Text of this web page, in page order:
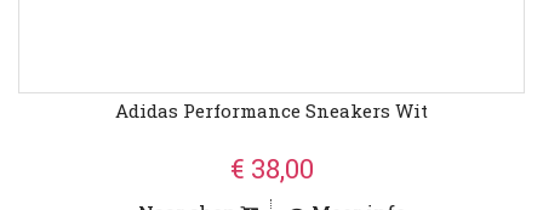
Adidas Performance Sneakers Wit
€ 38,00